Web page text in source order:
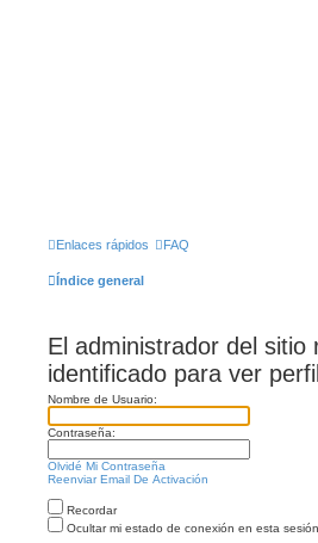
Enlaces rápidos FAQ
Índice general
El administrador del
identificado para ver
Nombre de Usuario:
Contraseña:
Olvidé Mi Contraseña
Reenviar Email De Activación
Recordar
Ocultar mi estado de conexión en esta sesión